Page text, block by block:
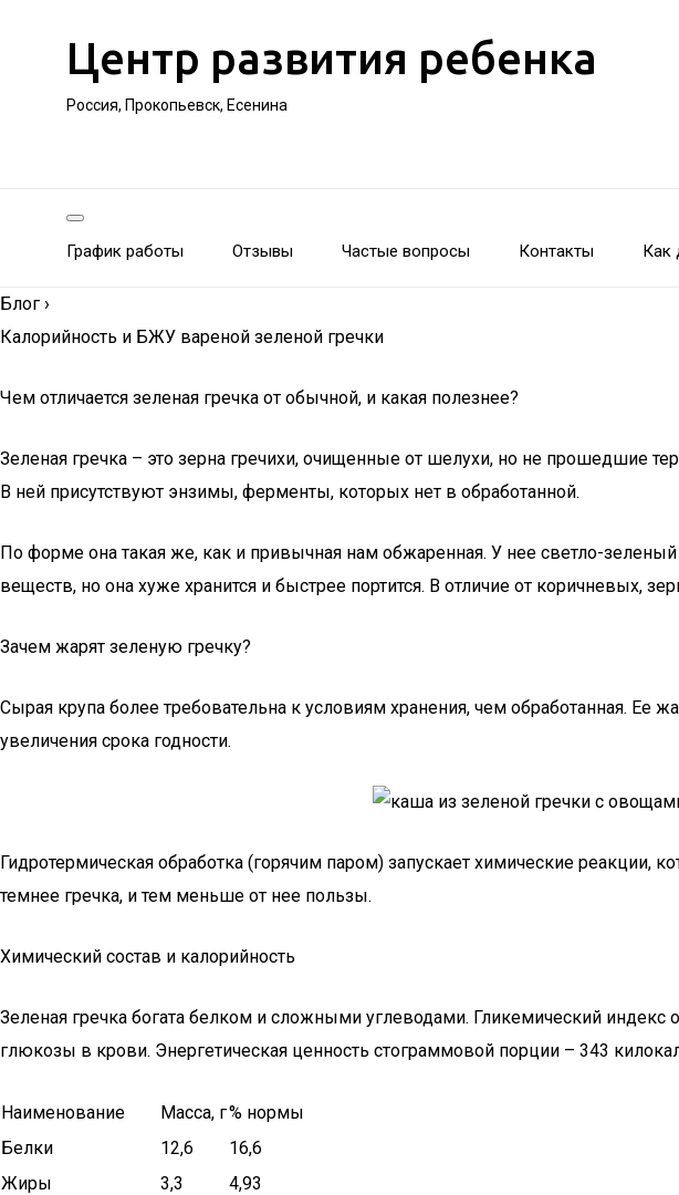
Центр развития ребенка
Россия, Прокопьевск, Есенина
График работы Отзывы Частые вопросы Контакты Как
Блог ›
Калорийность и БЖУ вареной зеленой гречки
Чем отличается зеленая гречка от обычной, и какая полезнее?
Зеленая гречка – это зерна гречихи, очищенные от шелухи, но не прошедшие
В ней присутствуют энзимы, ферменты, которых нет в обработанной.
По форме она такая же, как и привычная нам обжаренная. У нее светло-
веществ, но она хуже хранится и быстрее портится. В отличие от коричневых,
Зачем жарят зеленую гречку?
Сырая крупа более требовательна к условиям хранения, чем обработанная. Ее
увеличения срока годности.
Гидротермическая обработка (горячим паром) запускает химические
темнее гречка, и тем меньше от нее пользы.
Химический состав и калорийность
Зеленая гречка богата белком и сложными углеводами. Гликемический
глюкозы в крови. Энергетическая ценность стограммовой порции – 343
Наименование Масса, г% нормы
Белки
12,6
16,6
Жиры
3,3
4,93